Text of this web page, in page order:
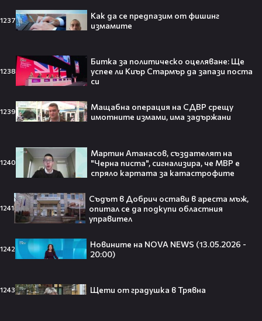
1237
Как да се предпазим от фишинг
измамите
1238
Битка за политическо оцеляване: Ще
успее ли Киър Стармър да запази поста
си
1239
Мащабна операция на СДВР срещу
имотните измами, има задържани
1240
Мартин Атанасов, създателят на
"Черна писта", сигнализира, че МВР е
спряло картата за катастрофите
1241
Съдът в Добрич остави в ареста мъж,
опитал се да подкупи областния
управител
1242
Новините на NOVA NEWS (13.05.2026 -
20:00)
1243 Щети от градушка в Трявна
Кой съсипа Фантастичната
🎬👀💥
Селена Гомес празнува рождения
Джон Сина сподели 4 неща, които
могат да съсипят всяко GenZ:
„Ако ги имаш, провалът е
Изследовател на НЛО: "САЩ